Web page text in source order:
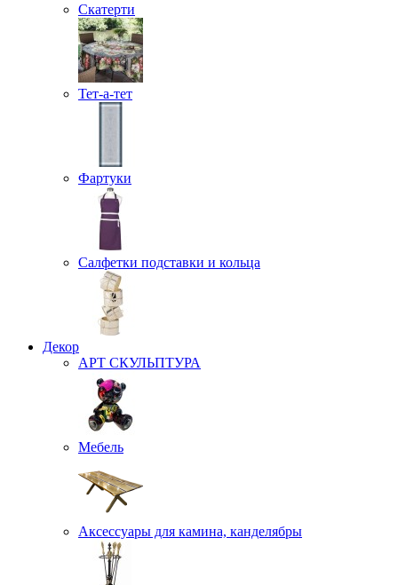
Скатерти
Тет-а-тет
Фартуки
Салфетки подставки и кольца
Декор
АРТ СКУЛЬПТУРА
Мебель
Аксессуары для камина, канделябры